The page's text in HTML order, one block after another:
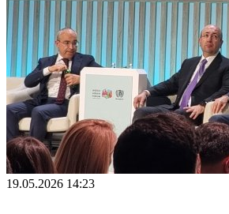
19.05.2026 14:23